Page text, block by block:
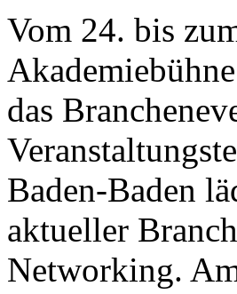
Vom 24. bis
das
Baden-Baden
aktueller
Networking.